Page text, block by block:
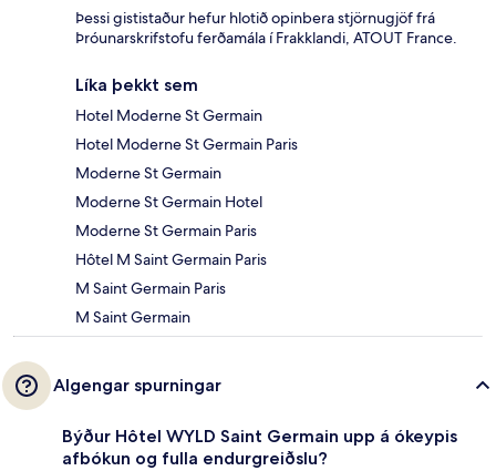
Þessi gististaður hefur hlotið opinbera stjörnugjöf frá
Þróunarskrifstofu ferðamála í Frakklandi, ATOUT France.
Líka þekkt sem
Hotel Moderne St Germain
Hotel Moderne St Germain Paris
Moderne St Germain
Moderne St Germain Hotel
Moderne St Germain Paris
Hôtel M Saint Germain Paris
M Saint Germain Paris
M Saint Germain
Algengar spurningar
Býður Hôtel WYLD Saint Germain upp á ókeypis
afbókun og fulla endurgreiðslu?